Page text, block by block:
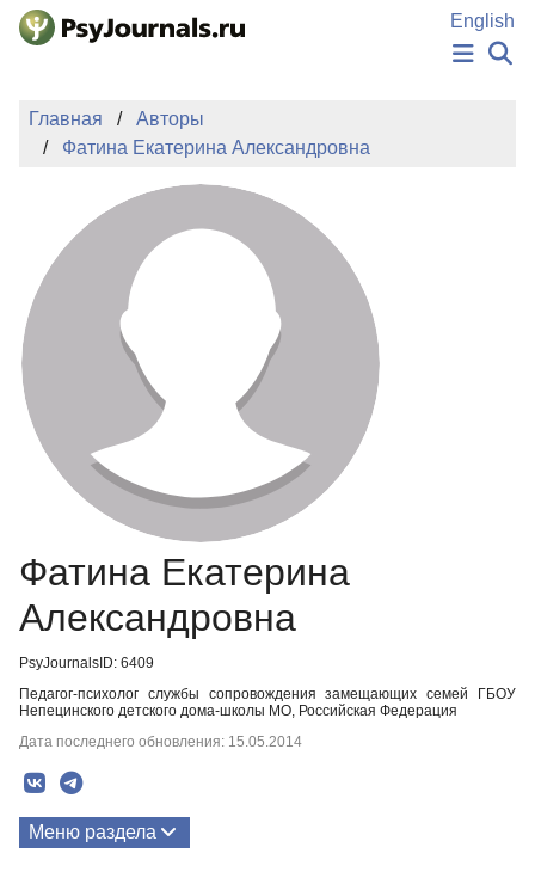
Перейти к основному содержанию
English
ИЗДАНИЯ
АВТОРЫ
ПОДАТЬ РУКОПИСЬ
БАЗА ЗНАНИЙ
КЛЮЧЕВЫЕ СЛОВА
Регистрация
Главная
Авторы
Фатина Екатерина Александровна
Фатина Екатерина
Александровна
PsyJournalsID: 6409
Педагог-психолог службы сопровождения замещающих семей ГБОУ
Непецинского детского дома-школы МО, Российская Федерация
Дата последнего обновления: 15.05.2014
Меню раздела